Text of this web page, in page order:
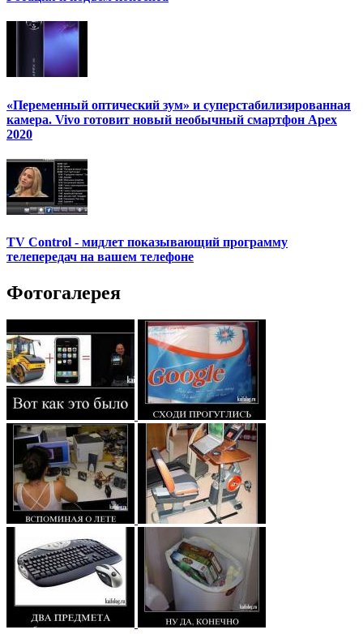
«Переменный оптический зум» и суперстабилизированная
камера. Vivo готовит новый необычный смартфон Apex
2020
TV Control - мидлет показывающий программу
телепередач на вашем телефоне
Фотогалерея